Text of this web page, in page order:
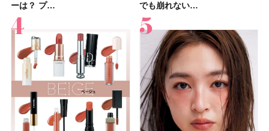
ーは？ プ…
でも崩れない…
キンケアからサプ…
挙紹介！ 人気…
ーは？ プ…
でも崩れない…
注目の人気…
集団・マキア…
＜美容マニア…
です」オーラルケア…
アム・ロング…
りっぱなしな…
etc.お気に…
るだけで保湿でき…
色をイエベ・ブ…
に発売｜既存色…